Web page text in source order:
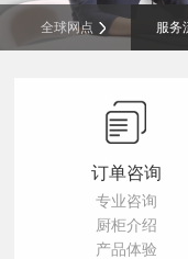
全球网点 服务
订单咨询
专业咨询
厨柜介绍
产品体验